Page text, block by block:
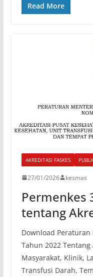
Read More
AKREDITASI FASKES
27/01/2026 kesmas
Permenkes
tentang
Download
Tahun 2022
Masyarakat, Klinik,
Transfusi Darah,